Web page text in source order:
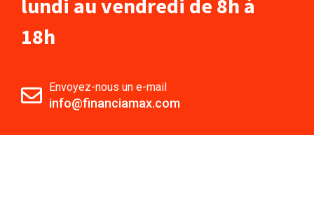
18h
Envoyez-nous un e-mail
info@financiamax.com